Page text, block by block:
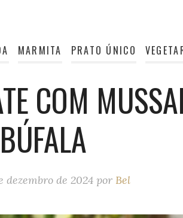
MARMITA PRATO ÚNICO
COM
dezembro de 2024 por Bel